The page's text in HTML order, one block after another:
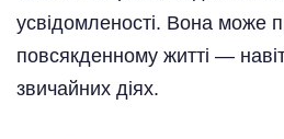
усвідомленості. Вона може
повсякденному житті —
звичайних діях.